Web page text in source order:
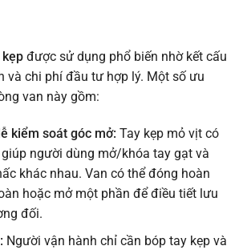
được sử dụng phổ biến nhờ kết cấu
và chi phí đầu tư hợp lý. Một số ưu
van này gồm:
kiểm soát góc mở: Tay kẹp mỏ vịt có
người dùng mở/khóa tay gạt và
khác nhau. Van có thể đóng hoàn
hoặc mở một phần để điều tiết lưu
đối.
Người vận hành chỉ cần bóp tay kẹp và